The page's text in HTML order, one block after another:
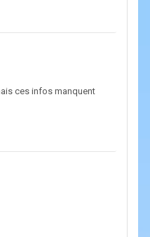
ces infos manquent